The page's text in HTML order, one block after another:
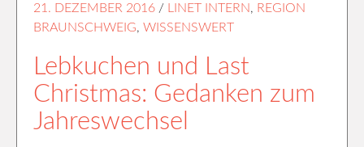
21. DEZEMBER 2016 / LINET INTERN, REGION
BRAUNSCHWEIG, WISSENSWERT
Lebkuchen und Last
Christmas: Gedanken zum
Jahreswechsel